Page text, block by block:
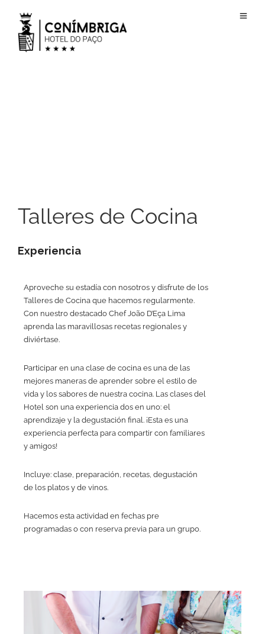
Talleres de Cocina
Experiencia
Aproveche su estadía con nosotros y disfrute de los
Talleres de Cocina que hacemos regularmente.
Con nuestro destacado Chef João D’Eça Lima
aprenda las maravillosas recetas regionales y
diviértase.
Participar en una clase de cocina es una de las
mejores maneras de aprender sobre el estilo de
vida y los sabores de nuestra cocina. Las clases del
Hotel son una experiencia dos en uno: el
aprendizaje y la degustación final. ¡Esta es una
experiencia perfecta para compartir con familiares
y amigos!
Incluye: clase, preparación, recetas, degustación
de los platos y de vinos.
Hacemos esta actividad en fechas pre
programadas o con reserva previa para un grupo.